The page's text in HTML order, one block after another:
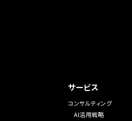
サービス
コンサルティング
AI活用戦略